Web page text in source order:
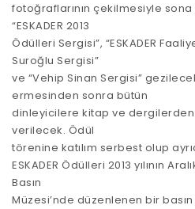
fotoğraflarının çekilmesiyle
“ESKADER 2013
Ödülleri Sergisi”, “ESKADER
Suroğlu Sergisi”
ve “Vehip Sinan Sergisi”
ermesinden sonra bütün
dinleyicilere kitap ve
verilecek. Ödül
törenine katılım serbest olup
ESKADER Ödülleri 2013 yılının
Basın
Müzesi’nde düzenlenen bir basın